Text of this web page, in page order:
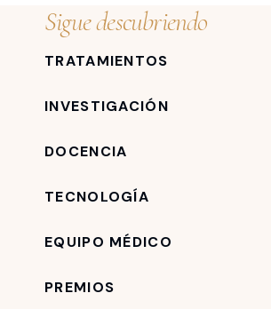
Sigue descubriendo
TRATAMIENTOS
INVESTIGACIÓN
DOCENCIA
TECNOLOGÍA
EQUIPO MÉDICO
PREMIOS